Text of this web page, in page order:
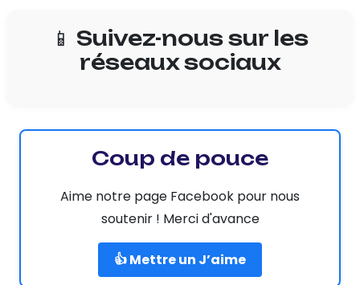
📱 Suivez-nous sur les
réseaux sociaux
Coup de pouce
Aime notre page Facebook pour nous
soutenir ! Merci d'avance
👍 Mettre un J’aime